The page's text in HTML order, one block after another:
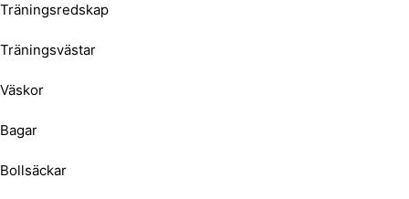
Träningsredskap
Träningsvästar
Väskor
Bagar
Bollsäckar